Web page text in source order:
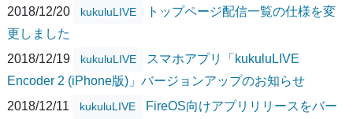
2018/12/20
kukuluLIVE
トップページ配信一覧の仕様を変
更しました
2018/12/19
kukuluLIVE
スマホアプリ「kukuluLIVE
Encoder 2 (iPhone版)」バージョンアップのお知らせ
2018/12/11
kukuluLIVE
FireOS向けアプリリリースをバー